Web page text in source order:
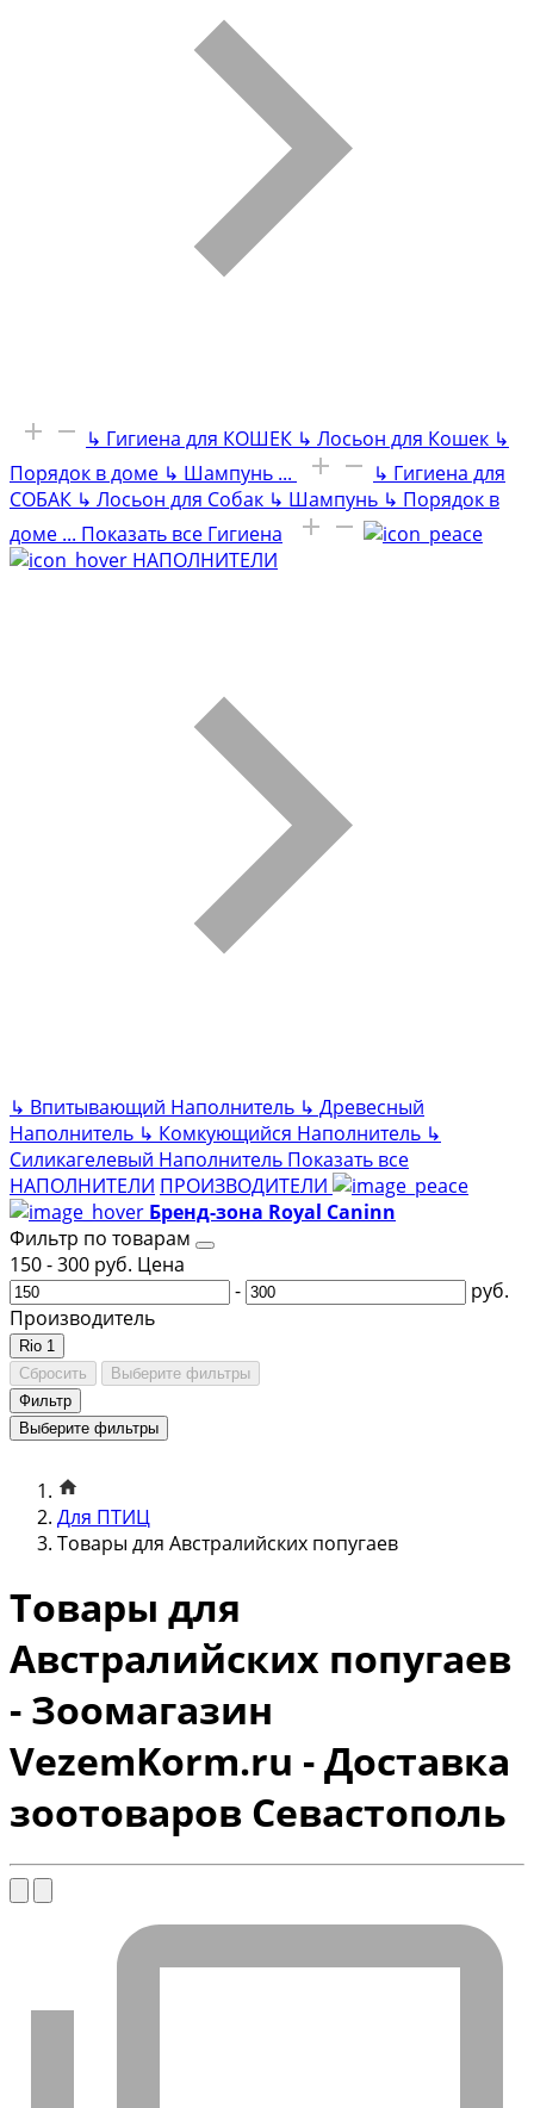
↳ Гигиена для КОШЕК ↳ Лосьон для Кошек ↳
Порядок в доме ↳ Шампунь ... ↳ Гигиена для
СОБАК ↳ Лосьон для Собак ↳ Шампунь ↳ Порядок в
доме ... Показать все Гигиена
НАПОЛНИТЕЛИ
↳ Впитывающий Наполнитель ↳ Древесный
Наполнитель ↳ Комкующийся Наполнитель ↳
Силикагелевый Наполнитель Показать все
НАПОЛНИТЕЛИ ПРОИЗВОДИТЕЛИ
Бренд-зона Royal Caninn
Фильтр по товарам
150-300 руб. Цена
-
руб.
Производитель
Rio 1
Сбросить
Выберите фильтры
Фильтр
Выберите фильтры
Для ПТИЦ
Товары для Австралийских попугаев
Товары для
Австралийских попугаев
- Зоомагазин
VezemKorm.ru - Доставка
зоотоваров Севастополь